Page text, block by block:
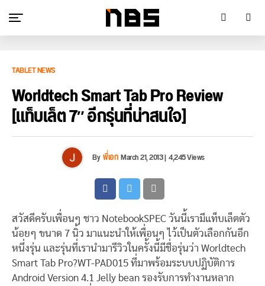
TABLET NEWS
Worldtech Smart Tab Pro Review
[แท็บเล็ต 7″ อีกรุ่นที่น่าสนใจ]
Byพี่เอกMarch 21, 2013|4,245 Views
สวัสดีครับเพื่อนๆ ชาว NotebookSPEC วันนี้เรามีแท็บเล็ตตัว
น้อยๆ ขนาด 7 นิ้ว มาแนะนำให้เพื่อนๆ ไว้เป็นตัวเลือกกันอีก
หนึ่งรุ่น และรุ่นที่เรานำมารีวิวในครั้งนี้มีชื่อรุ่นว่า Worldtech
Smart Tab Pro?WT-PAD015 ที่มาพร้อมระบบปฏิบัติการ
Android Version 4.1 Jelly bean รองรับการทำงานหลาก